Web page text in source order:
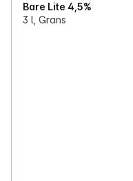
Bare Lite 4,5%
3 l, Grans